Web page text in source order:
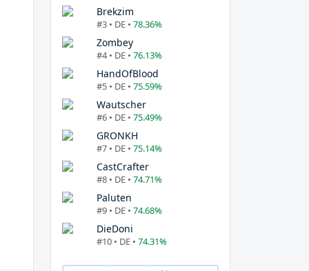
Brekzim
#3 • DE • 78.36%
Zombey
#4 • DE • 76.13%
HandOfBlood
#5 • DE • 75.59%
Wautscher
#6 • DE • 75.49%
GRONKH
#7 • DE • 75.14%
CastCrafter
#8 • DE • 74.71%
Paluten
#9 • DE • 74.68%
DieDoni
#10 • DE • 74.31%